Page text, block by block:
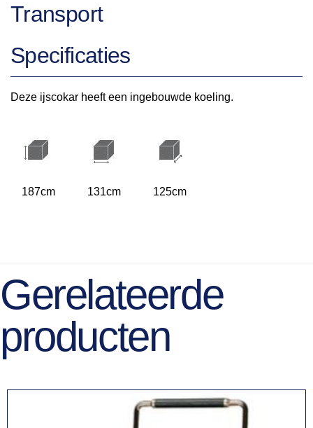
Transport
Specificaties
Deze ijscokar heeft een ingebouwde koeling.
187cm 131cm 125cm
Gerelateerde
producten